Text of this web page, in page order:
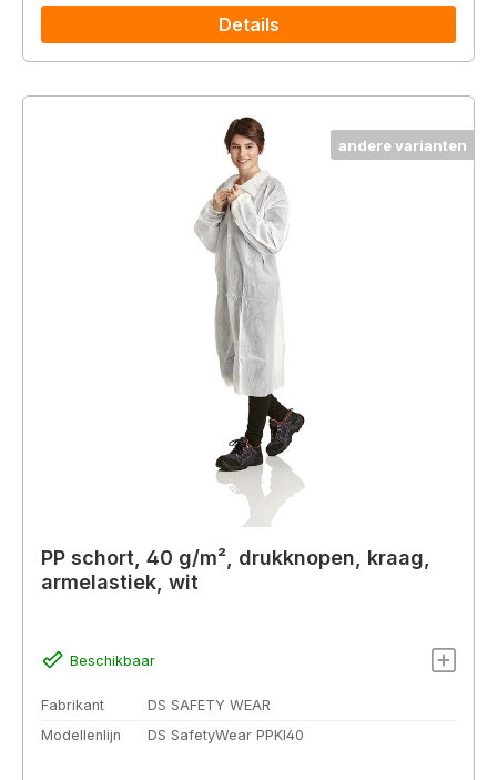
Details
andere varianten
PP schort, 40 g/m², drukknopen, kraag,
armelastiek, wit
Beschikbaar
Fabrikant
DS SAFETY WEAR
Modellenlijn
DS SafetyWear PPKI40